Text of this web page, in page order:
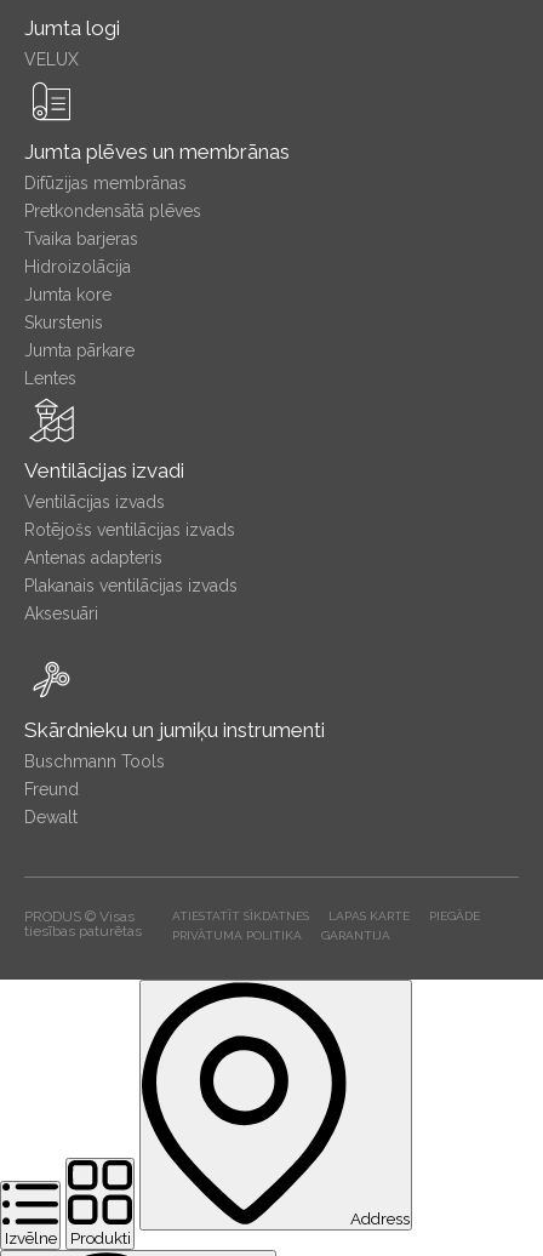
Jumta logi
VELUX
Jumta plēves un membrānas
Difūzijas membrānas
Pretkondensātā plēves
Tvaika barjeras
Hidroizolācija
Jumta kore
Skurstenis
Jumta pārkare
Lentes
Ventilācijas izvadi
Ventilācijas izvads
Rotējošs ventilācijas izvads
Antenas adapteris
Plakanais ventilācijas izvads
Aksesuāri
Skārdnieku un jumiķu instrumenti
Buschmann Tools
Freund
Dewalt
PRODUS © Visas
tiesības paturētas
ATIESTATĪT SĪKDATNES LAPAS KARTE
PIEGĀDE
PRIVĀTUMA POLITIKA
GARANTIJA
Izvēlne Produkti
Address